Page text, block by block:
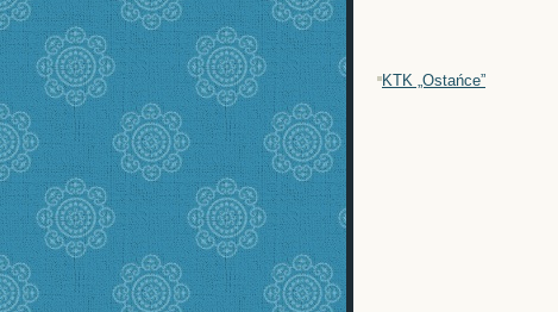
KTK „Ostańce”